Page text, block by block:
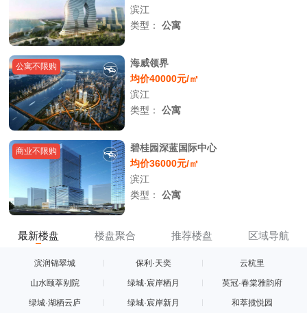
滨江
类型：公寓
公寓不限购
海威领界
均价40000元/㎡
滨江
类型：公寓
商业不限购
碧桂园深蓝国际中心
均价36000元/㎡
滨江
类型：公寓
最新楼盘 楼盘聚合 推荐楼盘 区域导航
滨润锦翠城 保利·天奕 云杭里
山水颐萃别院 绿城·宸岸栖月 英冠·春棠雅韵府
绿城·湖栖云庐 绿城·宸岸新月 和萃揽悦园